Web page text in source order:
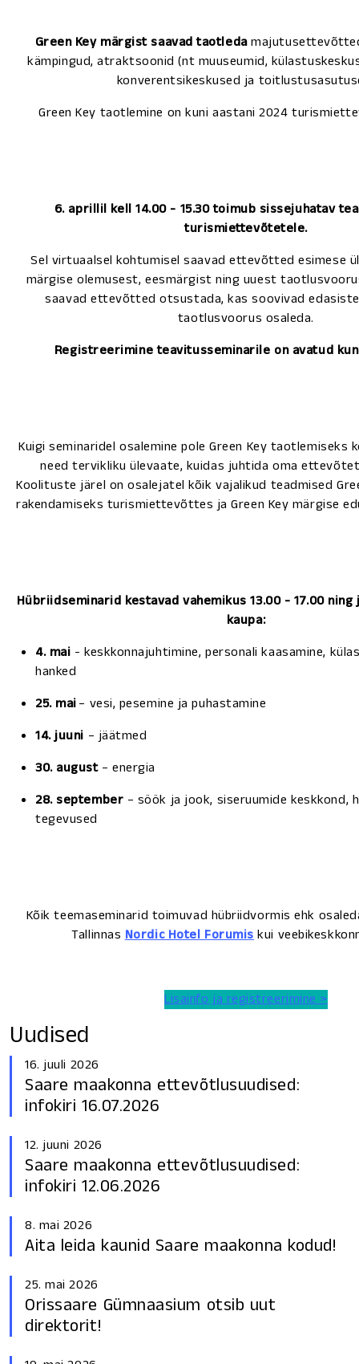
Green Key märgist saavad taotleda
kämpingud, atraktsoonid (nt muuseumid,
konverentsikeskused ja
Green Key taotlemine on kuni aastani 2024
6. aprillil kell 14.00 - 15.30 toimub sissejuhatav
turismiettevõtetele.
Sel virtuaalsel kohtumisel saavad ettevõtted esimese
märgise olemusest, eesmärgist ning uuest
saavad ettevõtted otsustada, kas soovivad
taotlusvoorus osaleda.
Registreerimine teavitusseminarile on avatud
Kuigi seminaridel osalemine pole Green Key taotlemiseks
need tervikliku ülevaate, kuidas juhtida oma
Koolituste järel on osalejatel kõik vajalikud teadmised
rakendamiseks turismiettevõttes ja Green Key märgise
Hübriidseminarid kestavad vahemikus 13.00 - 17.00
kaupa:
4. mai - keskkonnajuhtimine, personali kaasamine,
hanked
25. mai– vesi, pesemine ja puhastamine
14. juuni – jäätmed
30. august – energia
28. september – söök ja jook, siseruumide keskkond,
tegevused
Kõik teemaseminarid toimuvad hübriidvormis ehk
Tallinnas Nordic Hotel Forumis kui
Lisainfo ja registreerimine >
Uudised
16. juuli 2026
Saare maakonna ettevõtlusuudised:
infokiri 16.07.2026
12. juuni 2026
Saare maakonna ettevõtlusuudised:
infokiri 12.06.2026
8. mai 2026
Aita leida kaunid Saare maakonna kodud!
25. mai 2026
Orissaare Gümnaasium otsib uut
direktorit!